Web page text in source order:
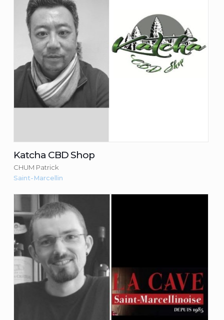
Consulter la fiche du commerçant
Katcha CBD Shop
CHUM Patrick
Saint-Marcellin
La cave Saint-Marcellinoise
VINCENT Romain
Consulter la fiche du commerçant